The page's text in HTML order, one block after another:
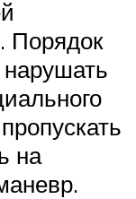
Порядок
нарушать
на